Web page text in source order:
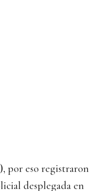
, por eso registraron
desplegada en